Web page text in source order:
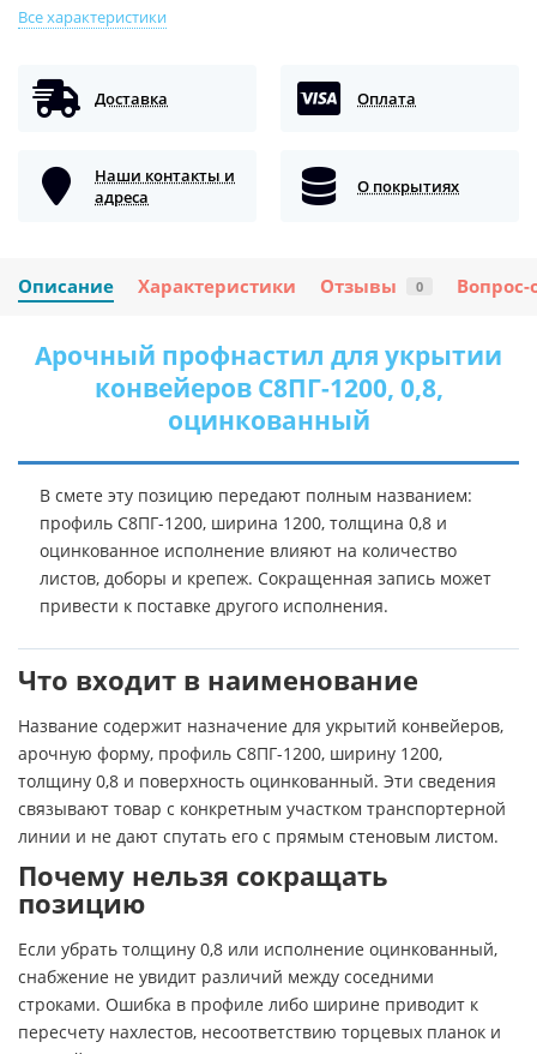
Все характеристики
Доставка Оплата
Наши контакты и
адреса
О покрытиях
Описание Характеристики Отзывы 0 Вопрос-
Арочный профнастил для укрытии
конвейеров С8ПГ-1200, 0,8,
оцинкованный
В смете эту позицию передают полным названием:
профиль С8ПГ-1200, ширина 1200, толщина 0,8 и
оцинкованное исполнение влияют на количество
листов, доборы и крепеж. Сокращенная запись может
привести к поставке другого исполнения.
Что входит в наименование
Название содержит назначение для укрытий конвейеров,
арочную форму, профиль С8ПГ-1200, ширину 1200,
толщину 0,8 и поверхность оцинкованный. Эти сведения
связывают товар с конкретным участком транспортерной
линии и не дают спутать его с прямым стеновым листом.
Почему нельзя сокращать
позицию
Если убрать толщину 0,8 или исполнение оцинкованный,
снабжение не увидит различий между соседними
строками. Ошибка в профиле либо ширине приводит к
пересчету нахлестов, несоответствию торцевых планок и